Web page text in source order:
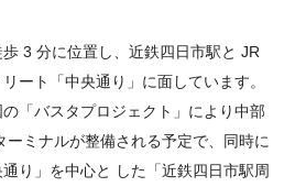
3 分に位置し、近鉄四日市駅と JR
ート「中央通り」に面しています。
「バスタプロジェクト」により中部
ミナルが整備される予定で、同時に
り」を中心と した「近鉄四日市駅周